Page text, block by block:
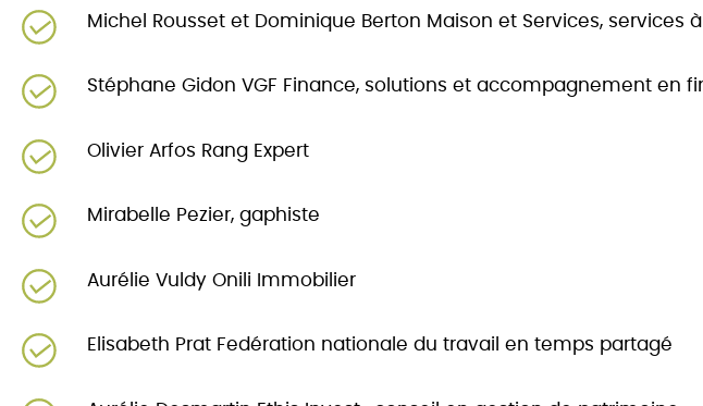
Michel Rousset et Dominique Berton Maison et Services, services
Stéphane Gidon VGF Finance, solutions et accompagnement en
Olivier Arfos Rang Expert
Mirabelle Pezier, gaphiste
Aurélie Vuldy Onili Immobilier
Elisabeth Prat Fedération nationale du travail en temps partagé